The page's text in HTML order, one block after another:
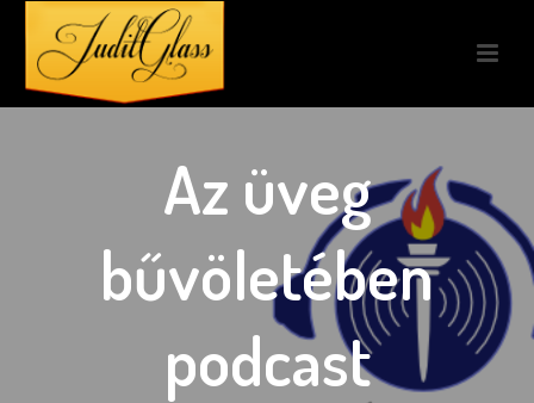
Az üveg
bűvöletében
podcast